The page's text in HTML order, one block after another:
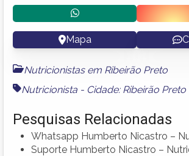
Mapa
Nutricionistas em Ribeirão Preto
Nutricionista - Cidade: Ribeirão Preto
Pesquisas Relacionadas
Whatsapp Humberto Nicastro –
Suporte Humberto Nicastro –